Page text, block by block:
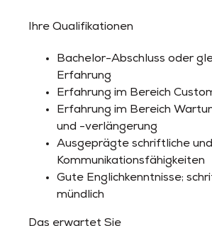
Ihre Qualifikationen
Bachelor-Abschluss oder
Erfahrung
Erfahrung im Bereich
Erfahrung im Bereich
und -verlängerung
Ausgeprägte schriftliche
Kommunikationsfähigkeiten
Gute Englichkenntnisse;
mündlich
Das erwartet Sie